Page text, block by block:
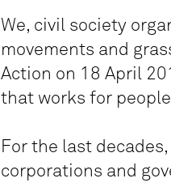
We, civil society
movements and
Action on 18 April
that works for
For the last
corporations and